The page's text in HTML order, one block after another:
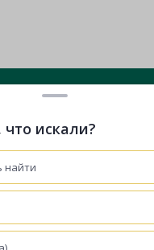
VK ВидеоДзен
искали?
найти
файлы, чтобы сайт